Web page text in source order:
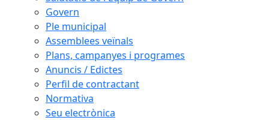
Govern
Ple municipal
Assemblees veïnals
Plans, campanyes i programes
Anuncis / Edictes
Perfil de contractant
Normativa
Seu electrònica